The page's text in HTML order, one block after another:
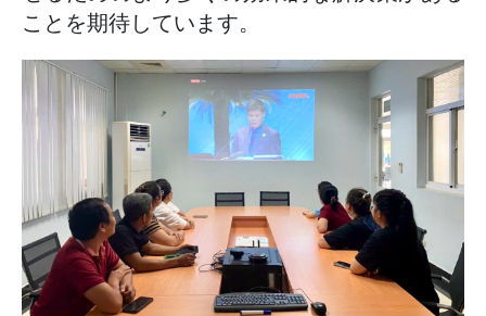
ことを期待しています。